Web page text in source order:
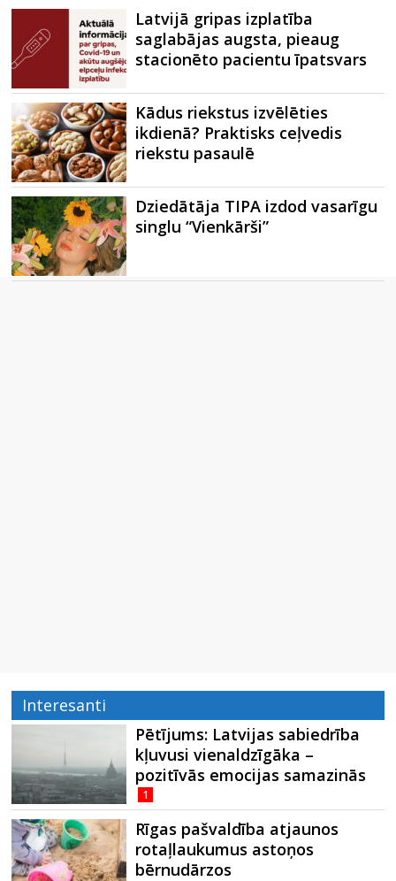
Latvijā gripas izplatība
saglabājas augsta, pieaug
stacionēto pacientu īpatsvars
Kādus riekstus izvēlēties
ikdienā? Praktisks ceļvedis
riekstu pasaulē
Dziedātāja TIPA izdod vasarīgu
singlu “Vienkārši”
Interesanti
Pētījums: Latvijas sabiedrība
kļuvusi vienaldzīgāka –
pozitīvās emocijas samazinās
1
Rīgas pašvaldība atjaunos
rotaļlaukumus astoņos
bērnudārzos